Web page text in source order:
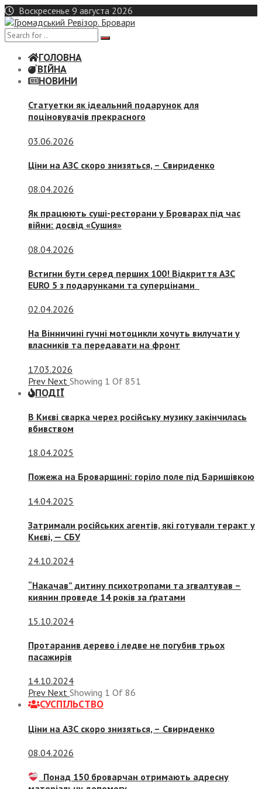
Skip
to
content
Воскресенье 9 августа 2026
ГОЛОВНА
ВІЙНА
НОВИНИ
Статуетки як ідеальний подарунок для
поціновувачів прекрасного
03.06.2026
Ціни на АЗС скоро знизяться, – Свириденко
08.04.2026
Як працюють суші-ресторани у Броварах під час
війни: досвід «Сушия»
08.04.2026
Встигни бути серед перших 100! Відкриття АЗС
EURO 5 з подарунками та суперцінами
02.04.2026
На Вінничині гучні мотоцикли хочуть вилучати у
власників та передавати на фронт
17.03.2026
Prev Next Showing 1 Of 851
ПОДІЇ
В Києві сварка через російську музику закінчилась
вбивством
18.04.2025
Пожежа на Броварщині: горіло поле під Баришівкою
14.04.2025
Затримали російських агентів, які готували теракт у
Києві, — СБУ
24.10.2024
“Накачав” дитину психотропами та згвалтував –
киянин проведе 14 років за ґратами
15.10.2024
Протаранив дерево і ледве не погубив трьох
пасажирів
14.10.2024
Prev Next Showing 1 Of 86
СУСПIЛЬСТВО
Ціни на АЗС скоро знизяться, – Свириденко
08.04.2026
Понад 150 броварчан отримають адресну